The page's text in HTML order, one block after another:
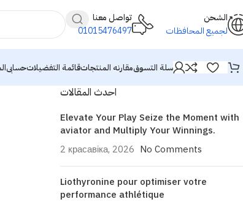
تواصل معنا
01015476497
الشحن
لجميع المحافظات
حسابىقائمة التفضيلاتمقارنه المنتجاتسلة التسوق
احدث المقالات
Elevate Your Play Seize the Moment with
aviator and Multiply Your Winnings.
2 красавіка, 2026 No Comments
Liothyronine pour optimiser votre
performance athlétique